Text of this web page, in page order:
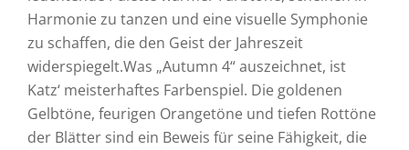
Harmonie zu tanzen und eine visuelle Symphonie
zu schaffen, die den Geist der Jahreszeit
widerspiegelt.Was „Autumn 4“ auszeichnet, ist
Katz‘ meisterhaftes Farbenspiel. Die goldenen
Gelbtöne, feurigen Orangetöne und tiefen Rottöne
der Blätter sind ein Beweis für seine Fähigkeit, die